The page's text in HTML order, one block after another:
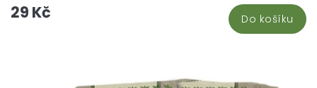
29 Kč Do košíku